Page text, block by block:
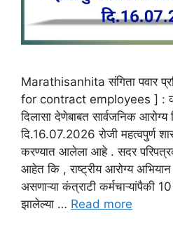
Marathisanhita संगिता पवार
for contract employees ] :
दिलासा देणेबाबत सार्वजनिक आरोग्य
दि.16.07.2026 रोजी महत्वपुर्ण
करण्यात आलेला आहे . सदर
आहेत कि , राष्ट्रीय आरोग्य अभियान
असणाऱ्या कंत्राटी कर्मचाऱ्यांपैकी
झालेल्या … Read more